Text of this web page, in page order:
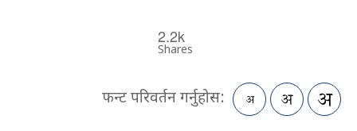
2.2k
Shares
फन्ट परिवर्तन गर्नुहोस: